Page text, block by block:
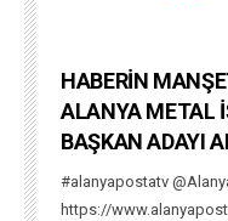
HABERİN
ALANYA METAL
BAŞKAN ADAYI
#alanyapostatv
https://